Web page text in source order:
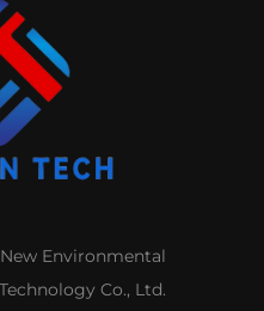
New Environmental
Co., Ltd.